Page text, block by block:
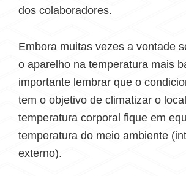
dos colaboradores.
Embora muitas vezes a vontade
o aparelho na temperatura mais
importante lembrar que o
tem o objetivo de climatizar o
temperatura corporal fique em
temperatura do meio ambiente
externo).